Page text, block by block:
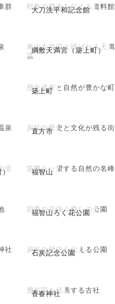
群 大刀洗平和記念館
戦争の歴史を伝える資料館
綱敷天満宮（築上町）
東の太宰府と呼ばれる天満
宮
築上町
歴史遺産と自然が豊かな町
泉
直方市
炭鉱の歴史と文化が残る街
）
里 福智山
筑豊を一望する自然の名峰
福智山ろく花公園
四季の花咲く癒しの公園
社 石炭記念公園
炭鉱の歴史を伝える公園
香春神社
豊前国を代表する古社